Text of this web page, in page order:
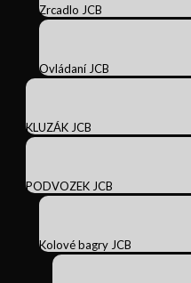
Zrcadlo JCB
Ovládaní JCB
KLUZÁK JCB
PODVOZEK JCB
Kolové bagry JCB